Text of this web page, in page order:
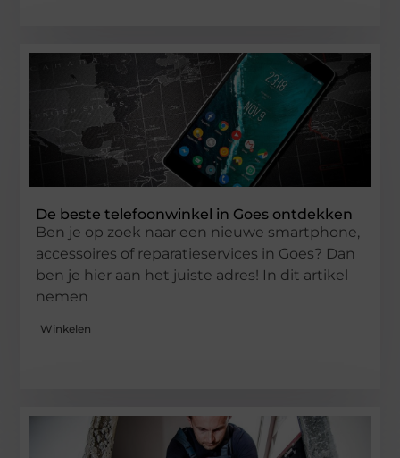
De beste telefoonwinkel in Goes ontdekken
Ben je op zoek naar een nieuwe smartphone,
accessoires of reparatieservices in Goes? Dan
ben je hier aan het juiste adres! In dit artikel
nemen
Winkelen